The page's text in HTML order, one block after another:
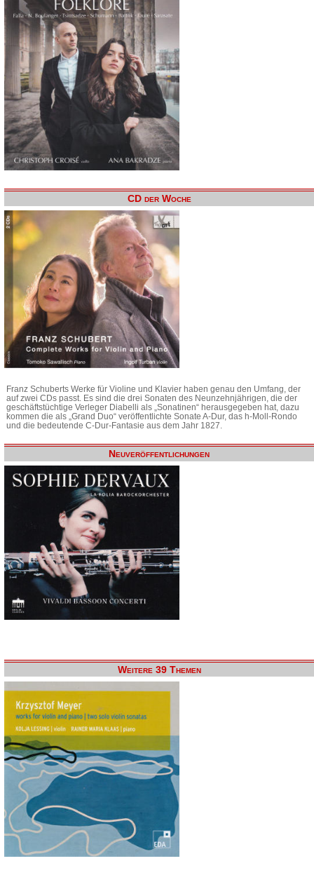
CD der Woche
Franz Schuberts Werke für Violine und Klavier haben genau den Umfang, der
auf zwei CDs passt. Es sind die drei Sonaten des Neunzehnjährigen, die der
geschäftstüchtige Verleger Diabelli als „Sonatinen“ herausgegeben hat, dazu
kommen die als „Grand Duo“ veröffentlichte Sonate A-Dur, das h-Moll-Rondo
und die bedeutende C-Dur-Fantasie aus dem Jahr 1827.
Neuveröffentlichungen
Weitere 39 Themen